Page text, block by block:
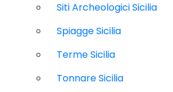
Siti Archeologici Sicilia
Spiagge Sicilia
Terme Sicilia
Tonnare Sicilia